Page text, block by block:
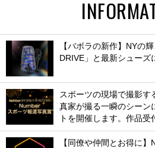
【バボラの新作】NYの
DRIVE」と最新シューズ
スポーツの現場で撮影す
真家が撮る一瞬のシーン
トを開催します。作品受
【同僚や仲間とお得に